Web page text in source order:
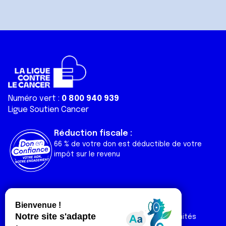
Numéro vert : 0 800 940 939
Ligue Soutien Cancer
Réduction fiscale :
66 % de votre don est déductible de votre
impôt sur le revenu
Liens utiles
Nos actualités
Nos publications
Espace Ligue & comités